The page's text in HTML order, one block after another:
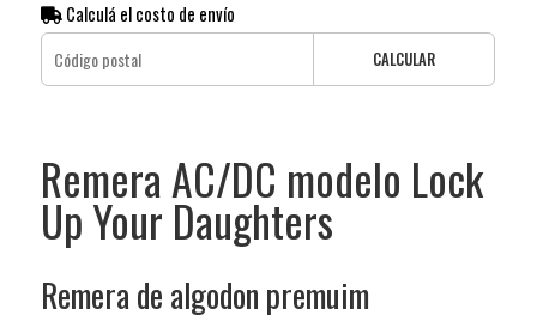
Calculá el costo de envío
CALCULAR
Remera AC/DC modelo Lock
Up Your Daughters
Remera de algodon premuim